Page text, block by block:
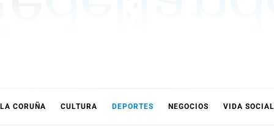
LA CORUÑA CULTURA DEPORTES NEGOCIOS VIDA SOCIAL